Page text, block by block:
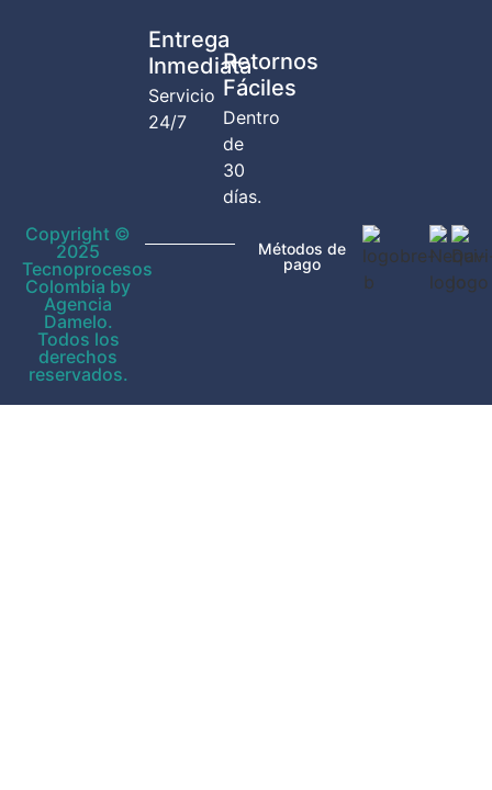
Entrega
Inmediata
Servicio
24/7
Retornos
Fáciles
Dentro
de
30
días.
Copyright ©
2025
Tecnoprocesos
Colombia by
Agencia
Damelo.
Todos los
derechos
reservados.
Métodos de
pago